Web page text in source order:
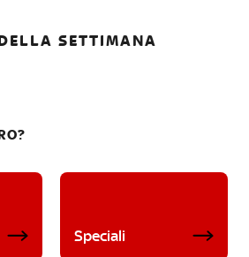
SETTIMANA
Speciali